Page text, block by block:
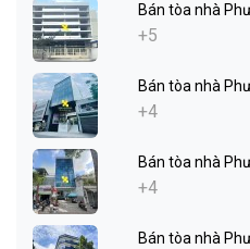
Bán tòa nhà
+5
Bán tòa nhà
+4
Bán tòa nhà
+4
Bán tòa nhà